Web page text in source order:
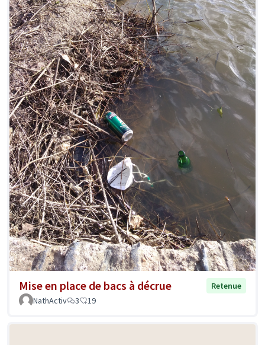
Mise en place de bacs à décrue
Retenue
NathActiv
3 19